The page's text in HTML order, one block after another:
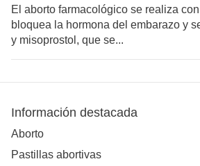
El aborto farmacológico se realiza
bloquea la hormona del embarazo y
y misoprostol, que se...
Información destacada
Aborto
Pastillas abortivas